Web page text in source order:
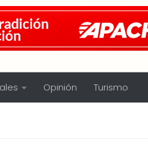
Opinión Turismo